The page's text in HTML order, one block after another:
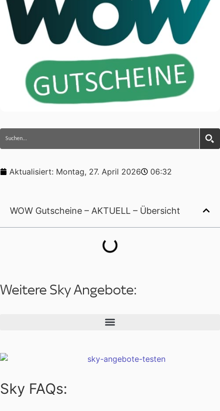
Aktualisiert: Montag, 27. April 2026 06:32
WOW Gutscheine – AKTUELL – Übersicht
Weitere Sky Angebote:
Sky FAQs: